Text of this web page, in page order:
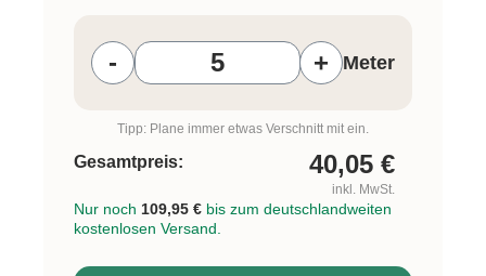
- + Meter
Tipp: Plane immer etwas Verschnitt mit ein.
Gesamtpreis: 40,05 €
inkl. MwSt.
Nur noch 109,95 € bis zum deutschlandweiten
kostenlosen Versand.